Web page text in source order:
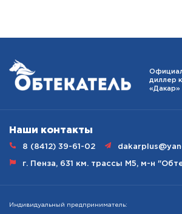
Наши контакты
8 (8412) 39-61-02
г. Пенза, 631 км. трассы М5, м-н
Индивидуальный предприниматель: